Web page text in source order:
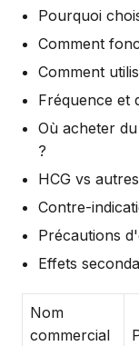
Pourquoi
Comment
Comment
Fréquence et
Où acheter
?
HCG vs
Contre-
Précautions
Effets
Nom
commercial